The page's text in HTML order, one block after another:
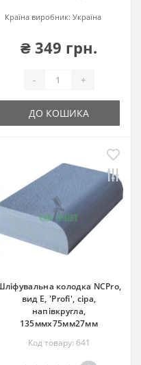
Країна виробник: Україна
₴ 349 грн.
- +
ДО КОШИКА
колодка NCPro,
вид E, 'Profi', сіра,
напівкругла,
135ммx75мм27мм
Код товару: 641